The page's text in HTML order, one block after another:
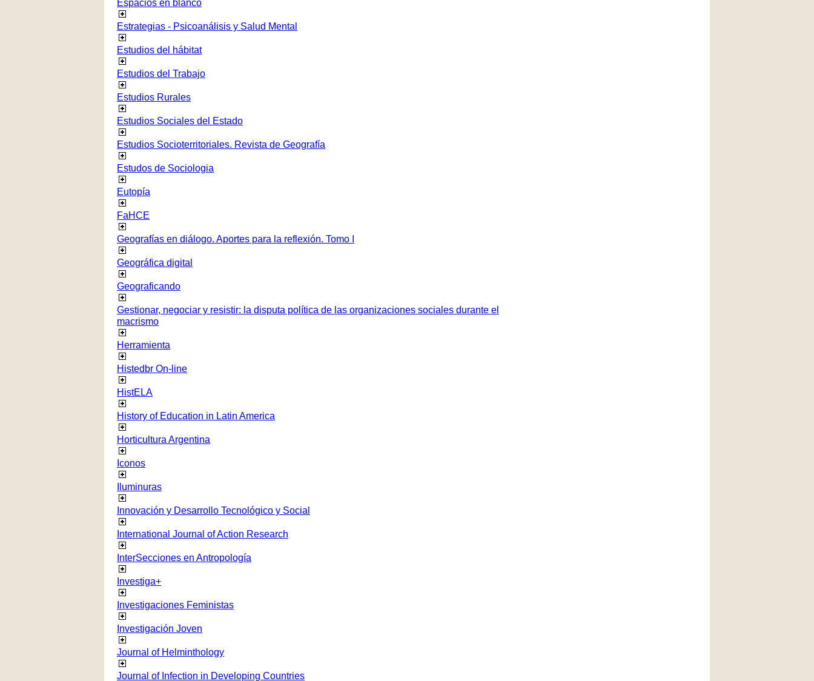
Espacios en blanco
Estrategias - Psicoanálisis y Salud Mental
Estudios del hábitat
Estudios del Trabajo
Estudios Rurales
Estudios Sociales del Estado
Estudios Socioterritoriales. Revista de Geografía
Estudos de Sociologia
Eutopía
FaHCE
Geografías en diálogo. Aportes para la reflexión. Tomo I
Geográfica digital
Geograficando
Gestionar, negociar y resistir: la disputa política de las organizaciones sociales durante el
macrismo
Herramienta
Histedbr On-line
HistELA
History of Education in Latin America
Horticultura Argentina
Iconos
Iluminuras
Innovación y Desarrollo Tecnológico y Social
International Journal of Action Research
InterSecciones en Antropología
Investiga+
Investigaciones Feministas
Investigación Joven
Journal of Helminthology
Journal of Infection in Developing Countries